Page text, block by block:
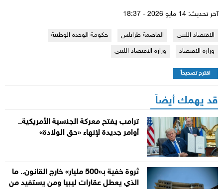
آخر تحديث: 14 مايو 2026 - 18:37
الاقتصاد الليبي العاصمة طرابلس
حكومة الوحدة الوطنية
وزارة الاقتصاد
وزارة الاقتصاد الليبي
اقترح تصحيحاً
قد يهمك أيضاً
ترامب يفتح معركة الجنسية الأمريكية..
أوامر جديدة لإنهاء «حق الولادة»
ثروة خفية بـ«500 مليار» خارج القانون.. ما
الذي يعطل عقارات ليبيا ومن يستفيد من